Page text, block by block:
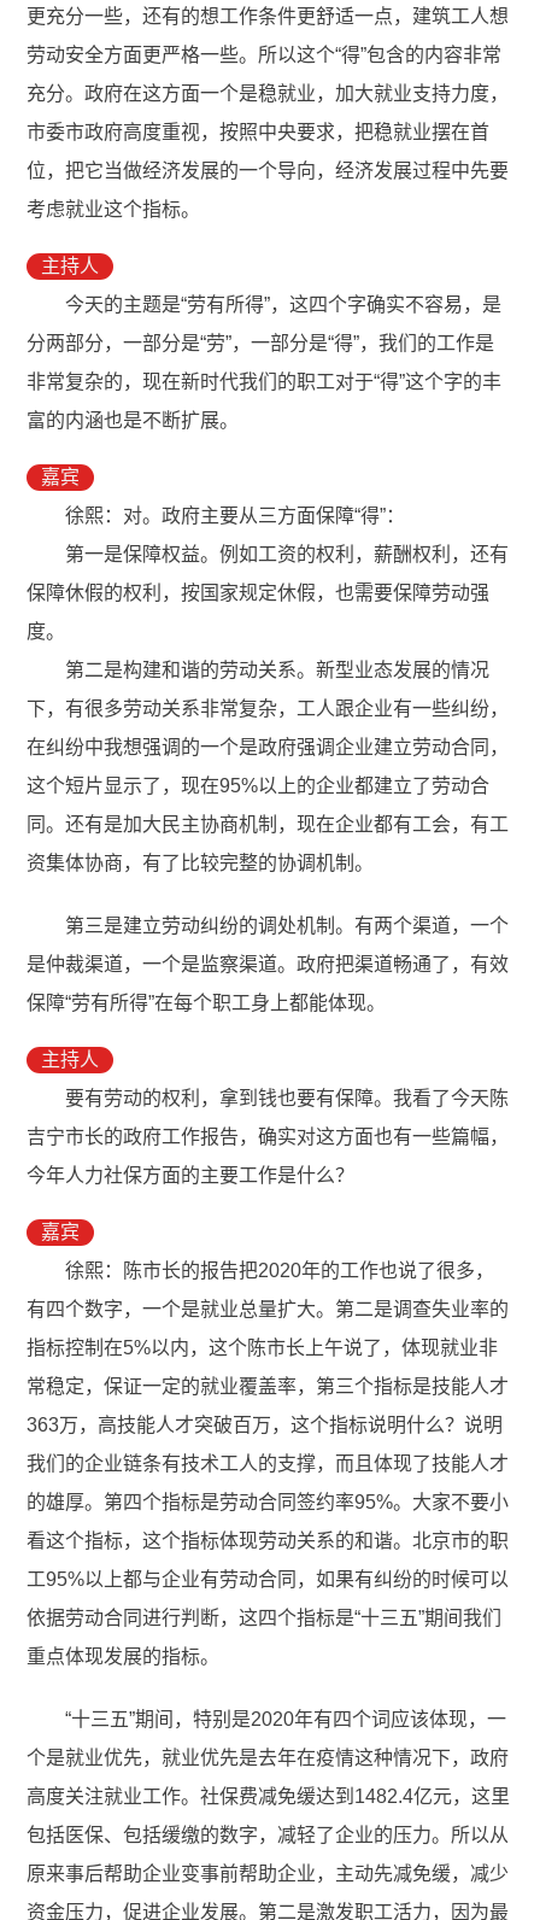
更充分一些，还有的想工作条件更舒适一点，建筑工人想
劳动安全方面更严格一些。所以这个“得”包含的内容非常
充分。政府在这方面一个是稳就业，加大就业支持力度，
市委市政府高度重视，按照中央要求，把稳就业摆在首
位，把它当做经济发展的一个导向，经济发展过程中先要
考虑就业这个指标。
主持人
今天的主题是“劳有所得”，这四个字确实不容易，是
分两部分，一部分是“劳”，一部分是“得”，我们的工作是
非常复杂的，现在新时代我们的职工对于“得”这个字的丰
富的内涵也是不断扩展。
嘉宾
徐熙：对。政府主要从三方面保障“得”：
第一是保障权益。例如工资的权利，薪酬权利，还有
保障休假的权利，按国家规定休假，也需要保障劳动强
度。
第二是构建和谐的劳动关系。新型业态发展的情况
下，有很多劳动关系非常复杂，工人跟企业有一些纠纷，
在纠纷中我想强调的一个是政府强调企业建立劳动合同，
这个短片显示了，现在95%以上的企业都建立了劳动合
同。还有是加大民主协商机制，现在企业都有工会，有工
资集体协商，有了比较完整的协调机制。
第三是建立劳动纠纷的调处机制。有两个渠道，一个
是仲裁渠道，一个是监察渠道。政府把渠道畅通了，有效
保障“劳有所得”在每个职工身上都能体现。
主持人
要有劳动的权利，拿到钱也要有保障。我看了今天陈
吉宁市长的政府工作报告，确实对这方面也有一些篇幅，
今年人力社保方面的主要工作是什么？
嘉宾
徐熙：陈市长的报告把2020年的工作也说了很多，
有四个数字，一个是就业总量扩大。第二是调查失业率的
指标控制在5%以内，这个陈市长上午说了，体现就业非
常稳定，保证一定的就业覆盖率，第三个指标是技能人才
363万，高技能人才突破百万，这个指标说明什么？说明
我们的企业链条有技术工人的支撑，而且体现了技能人才
的雄厚。第四个指标是劳动合同签约率95%。大家不要小
看这个指标，这个指标体现劳动关系的和谐。北京市的职
工95%以上都与企业有劳动合同，如果有纠纷的时候可以
依据劳动合同进行判断，这四个指标是“十三五”期间我们
重点体现发展的指标。
“十三五”期间，特别是2020年有四个词应该体现，一
个是就业优先，就业优先是去年在疫情这种情况下，政府
高度关注就业工作。社保费减免缓达到1482.4亿元，这里
包括医保、包括缓缴的数字，减轻了企业的压力。所以从
原来事后帮助企业变事前帮助企业，主动先减免缓，减少
资金压力，促进企业发展。第二是激发职工活力，因为最